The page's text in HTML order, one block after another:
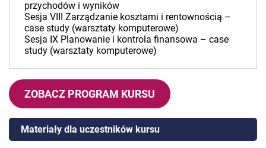
przychodów i wyników
Sesja VIII Zarządzanie kosztami i rentownością –
case study (warsztaty komputerowe)
Sesja IX Planowanie i kontrola finansowa – case
study (warsztaty komputerowe)
ZOBACZ PROGRAM KURSU
Materiały dla uczestników kursu